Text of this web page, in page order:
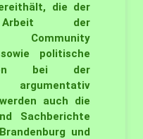
die der
Arbeit der
Community
politische
bei der
argumentativ
auch die
Sachberichte
und